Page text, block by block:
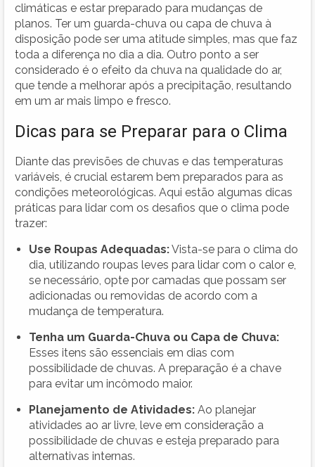
climáticas e estar preparado para mudanças de
planos. Ter um guarda-chuva ou capa de chuva à
disposição pode ser uma atitude simples, mas que faz
toda a diferença no dia a dia. Outro ponto a ser
considerado é o efeito da chuva na qualidade do ar,
que tende a melhorar após a precipitação, resultando
em um ar mais limpo e fresco.
Dicas para se Preparar para o Clima
Diante das previsões de chuvas e das temperaturas
variáveis, é crucial estarem bem preparados para as
condições meteorológicas. Aqui estão algumas dicas
práticas para lidar com os desafios que o clima pode
trazer:
Use Roupas Adequadas:Vista-se para o clima do
dia, utilizando roupas leves para lidar com o calor e,
se necessário, opte por camadas que possam ser
adicionadas ou removidas de acordo com a
mudança de temperatura.
Tenha um Guarda-Chuva ou Capa de Chuva:
Esses itens são essenciais em dias com
possibilidade de chuvas. A preparação é a chave
para evitar um incômodo maior.
Planejamento de Atividades: Ao planejar
atividades ao ar livre, leve em consideração a
possibilidade de chuvas e esteja preparado para
alternativas internas.